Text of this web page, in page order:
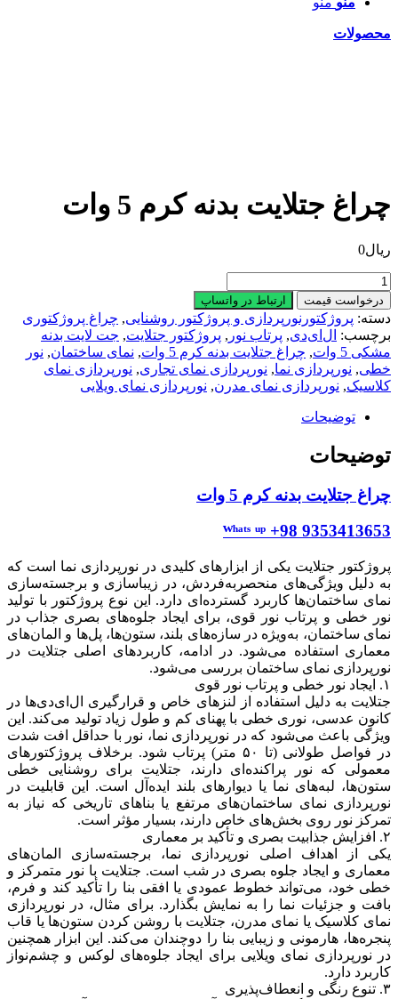
محصولات
چراغ جتلایت بدنه کرم 5 وات
ریال0
چراغ
جتلایت
بدنه
کرم
5
وات
عدد
درخواست قیمت ارتباط در واتساپ
دسته: پروژکتورنورپردازی و پروژکتور روشنایی, چراغ پروژکتوری
برچسب: ال‌ای‌دی, پرتاب نور , پروژکتور جتلایت, جت لایت بدنه
مشکی 5 وات
, چراغ جتلایت بدنه کرم 5 وات , نمای ساختمان, نور
خطی, نورپردازی نما, نورپردازی نمای تجاری, نورپردازی نمای
کلاسیک, نورپردازی نمای مدرن, نورپردازی نمای ویلایی
توضیحات
توضیحات
چراغ جتلایت بدنه کرم 5 وات
ᵂʰᵃᵗˢ ᵘᵖ +98 9353413653
پروژکتور جتلایت یکی از ابزارهای کلیدی در نورپردازی نما است که
به دلیل ویژگی‌های منحصربه‌فردش، در زیباسازی و برجسته‌سازی
نمای ساختمان‌ها کاربرد گسترده‌ای دارد. این نوع پروژکتور با تولید
نور خطی و پرتاب نور قوی، برای ایجاد جلوه‌های بصری جذاب در
نمای ساختمان، به‌ویژه در سازه‌های بلند، ستون‌ها، پل‌ها و المان‌های
معماری استفاده می‌شود. در ادامه، کاربردهای اصلی جتلایت در
نورپردازی نمای ساختمان بررسی می‌شود.
۱. ایجاد نور خطی و پرتاب نور قوی
جتلایت به دلیل استفاده از لنزهای خاص و قرارگیری ال‌ای‌دی‌ها در
کانون عدسی، نوری خطی با پهنای کم و طول زیاد تولید می‌کند. این
ویژگی باعث می‌شود که در نورپردازی نما، نور با حداقل افت شدت
در فواصل طولانی (تا ۵۰ متر) پرتاب شود. برخلاف پروژکتورهای
معمولی که نور پراکنده‌ای دارند، جتلایت برای روشنایی خطی
ستون‌ها، لبه‌های نما یا دیوارهای بلند ایده‌آل است. این قابلیت در
نورپردازی نمای ساختمان‌های مرتفع یا بناهای تاریخی که نیاز به
تمرکز نور روی بخش‌های خاص دارند، بسیار مؤثر است.
۲. افزایش جذابیت بصری و تأکید بر معماری
یکی از اهداف اصلی نورپردازی نما، برجسته‌سازی المان‌های
معماری و ایجاد جلوه بصری در شب است. جتلایت با نور متمرکز و
خطی خود، می‌تواند خطوط عمودی یا افقی بنا را تأکید کند و فرم،
بافت و جزئیات نما را به نمایش بگذارد. برای مثال، در نورپردازی
نمای کلاسیک یا نمای مدرن، جتلایت با روشن کردن ستون‌ها یا قاب
پنجره‌ها، هارمونی و زیبایی بنا را دوچندان می‌کند. این ابزار همچنین
در نورپردازی نمای ویلایی برای ایجاد جلوه‌های لوکس و چشم‌نواز
کاربرد دارد.
۳. تنوع رنگی و انعطاف‌پذیری